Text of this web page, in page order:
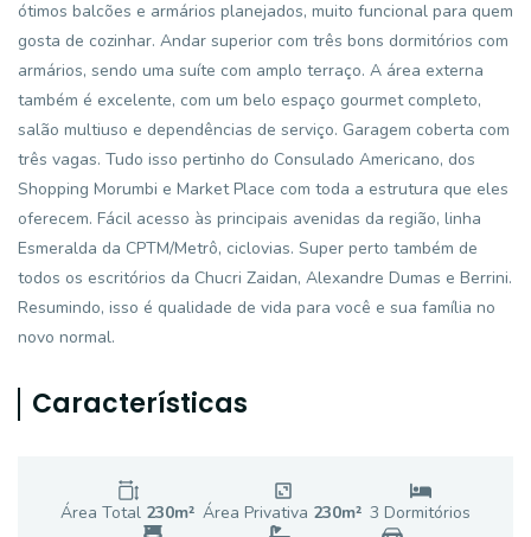
ótimos balcões e armários planejados, muito funcional para quem
gosta de cozinhar. Andar superior com três bons dormitórios com
armários, sendo uma suíte com amplo terraço. A área externa
também é excelente, com um belo espaço gourmet completo,
salão multiuso e dependências de serviço. Garagem coberta com
três vagas. Tudo isso pertinho do Consulado Americano, dos
Shopping Morumbi e Market Place com toda a estrutura que eles
oferecem. Fácil acesso às principais avenidas da região, linha
Esmeralda da CPTM/Metrô, ciclovias. Super perto também de
todos os escritórios da Chucri Zaidan, Alexandre Dumas e Berrini.
Resumindo, isso é qualidade de vida para você e sua família no
novo normal.
Características
Área Total 230m² Área Privativa 230m² 3 Dormitórios